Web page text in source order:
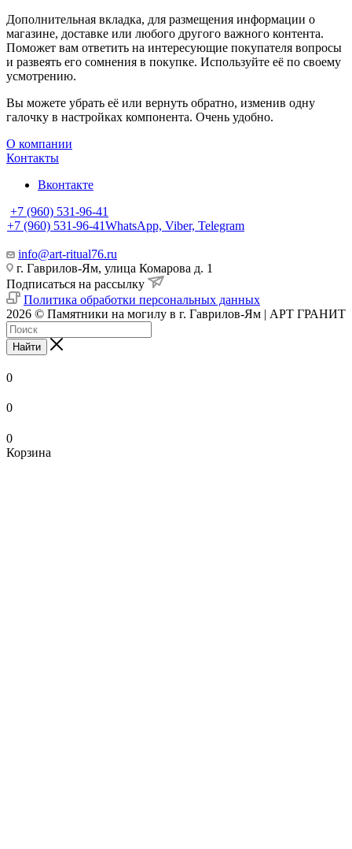
Дополнительная вкладка, для размещения информации о
магазине, доставке или любого другого важного контента.
Поможет вам ответить на интересующие покупателя вопросы
и развеять его сомнения в покупке. Используйте её по своему
усмотрению.
Вы можете убрать её или вернуть обратно, изменив одну
галочку в настройках компонента. Очень удобно.
О компании
Контакты
Вконтакте
+7 (960) 531-96-41
+7 (960) 531-96-41WhatsApp, Viber, Telegram
info@art-ritual76.ru
г. Гаврилов-Ям, улица Комарова д. 1
Подписаться на рассылку
Политика обработки персональных данных
2026 © Памятники на могилу в г. Гаврилов-Ям | АРТ ГРАНИТ
Найти
0
0
0
Корзина